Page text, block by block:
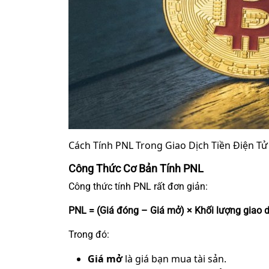
Cách Tính PNL Trong Giao Dịch Tiền Điện Tử
Công Thức Cơ Bản Tính PNL
Công thức tính PNL rất đơn giản:
PNL = (Giá đóng – Giá mở) × Khối lượng giao
Trong đó:
Giá mởlà giá bạn mua tài sản.